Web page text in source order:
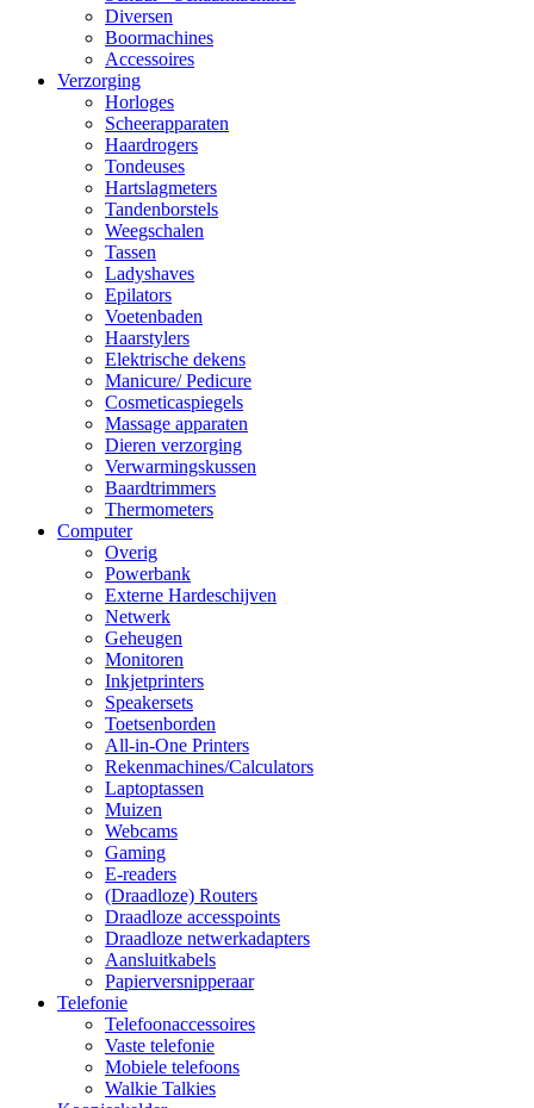
Diversen
Boormachines
Accessoires
Verzorging
Horloges
Scheerapparaten
Haardrogers
Tondeuses
Hartslagmeters
Tandenborstels
Weegschalen
Tassen
Ladyshaves
Epilators
Voetenbaden
Haarstylers
Elektrische dekens
Manicure/ Pedicure
Cosmeticaspiegels
Massage apparaten
Dieren verzorging
Verwarmingskussen
Baardtrimmers
Thermometers
Computer
Overig
Powerbank
Externe Hardeschijven
Netwerk
Geheugen
Monitoren
Inkjetprinters
Speakersets
Toetsenborden
All-in-One Printers
Rekenmachines/Calculators
Laptoptassen
Muizen
Webcams
Gaming
E-readers
(Draadloze) Routers
Draadloze accesspoints
Draadloze netwerkadapters
Aansluitkabels
Papierversnipperaar
Telefonie
Telefoonaccessoires
Vaste telefonie
Mobiele telefoons
Walkie Talkies